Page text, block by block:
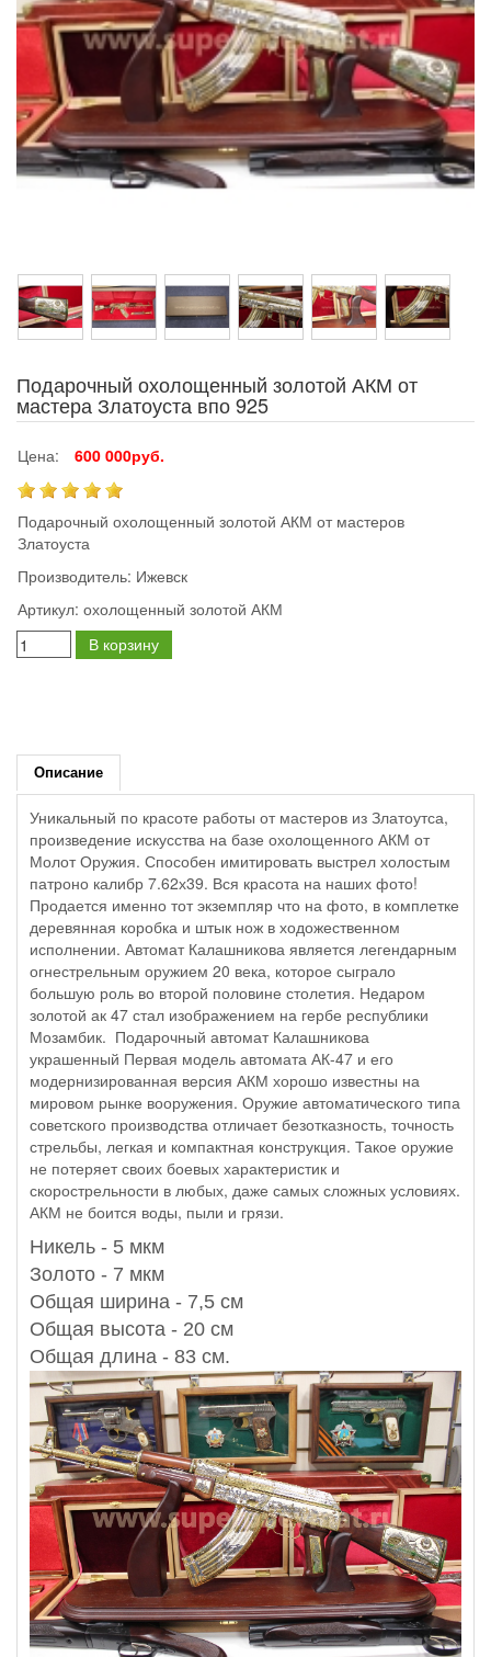
Подарочный охолощенный золотой АКМ от
мастера Златоуста впо 925
Цена: 600 000руб.
Подарочный охолощенный золотой АКМ от мастеров
Златоуста
Производитель: Ижевск
Артикул: охолощенный золотой АКМ
В корзину
Описание
Уникальный по красоте работы от мастеров из Златоутса,
произведение искусства на базе охолощенного АКМ от
Молот Оружия. Способен имитировать выстрел холостым
патроно калибр 7.62х39. Вся красота на наших фото!
Продается именно тот экземпляр что на фото, в комплетке
деревянная коробка и штык нож в ходожественном
исполнении. Автомат Калашникова является легендарным
огнестрельным оружием 20 века, которое сыграло
большую роль во второй половине столетия. Недаром
золотой ак 47 стал изображением на гербе республики
Мозамбик. Подарочный автомат Калашникова
украшенный Первая модель автомата АК-47 и его
модернизированная версия АКМ хорошо известны на
мировом рынке вооружения. Оружие автоматического типа
советского производства отличает безотказность, точность
стрельбы, легкая и компактная конструкция. Такое оружие
не потеряет своих боевых характеристик и
скорострельности в любых, даже самых сложных условиях.
АКМ не боится воды, пыли и грязи.
Никель - 5 мкм
Золото - 7 мкм
Общая ширина - 7,5 см
Общая высота - 20 см
Общая длина - 83 см.